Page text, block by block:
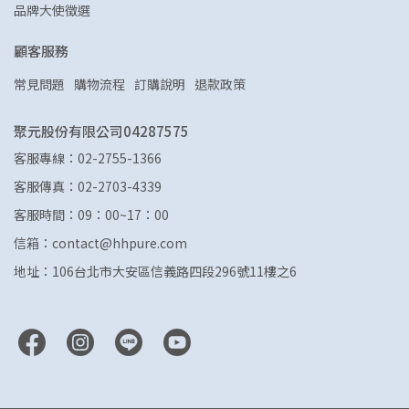
品牌大使徵選
顧客服務
常見問題 購物流程 訂購說明 退款政策
聚元股份有限公司04287575
客服專線：02-2755-1366
客服傳真：02-2703-4339
客服時間：09：00~17：00
信箱：contact@hhpure.com
地址：106台北市大安區信義路四段296號11樓之6